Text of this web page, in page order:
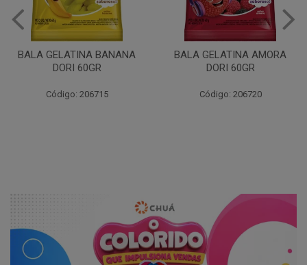
BALA GELATINA AMORA
DORI 60GR
Código: 206720
BALA GELATINA URSO DORI
60GR